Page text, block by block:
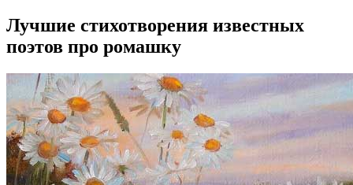
Лучшие стихотворения известных
поэтов про ромашку